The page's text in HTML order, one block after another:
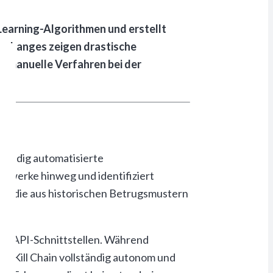
Algorithmen und erstellt
zeigen drastische
manuelle Verfahren bei der
automatisierte
hinweg und identifiziert
die aus historischen Betrugsmustern
API-Schnittstellen. Während
Kill Chain vollständig autonom und